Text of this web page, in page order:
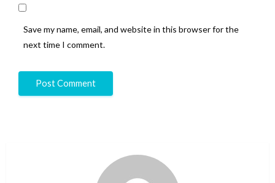
Save my name, email, and website in this browser for the
next time I comment.